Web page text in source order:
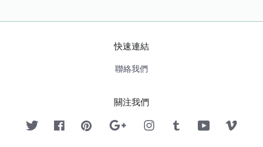
快速連結
聯絡我們
關注我們
Twitter FacebookPinterest Google InstagramTumblr YouTube